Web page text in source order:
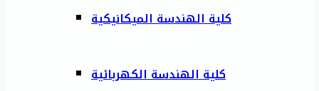
كلية الهندسة الميكانيكية
كلية الهندسة الكهربائية